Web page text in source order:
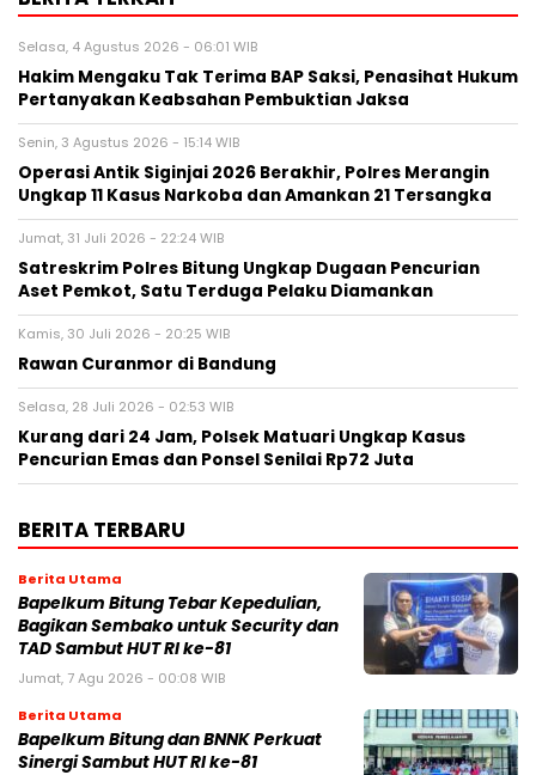
Selasa, 4 Agustus 2026 - 06:01 WIB
Hakim Mengaku Tak Terima BAP Saksi, Penasihat Hukum
Pertanyakan Keabsahan Pembuktian Jaksa
Senin, 3 Agustus 2026 - 15:14 WIB
Operasi Antik Siginjai 2026 Berakhir, Polres Merangin
Ungkap 11 Kasus Narkoba dan Amankan 21 Tersangka
Jumat, 31 Juli 2026 - 22:24 WIB
Satreskrim Polres Bitung Ungkap Dugaan Pencurian
Aset Pemkot, Satu Terduga Pelaku Diamankan
Kamis, 30 Juli 2026 - 20:25 WIB
Rawan Curanmor di Bandung
Selasa, 28 Juli 2026 - 02:53 WIB
Kurang dari 24 Jam, Polsek Matuari Ungkap Kasus
Pencurian Emas dan Ponsel Senilai Rp72 Juta
BERITA TERBARU
Berita Utama
Bapelkum Bitung Tebar Kepedulian,
Bagikan Sembako untuk Security dan
TAD Sambut HUT RI ke-81
Jumat, 7 Agu 2026 - 00:08 WIB
Berita Utama
Bapelkum Bitung dan BNNK Perkuat
Sinergi Sambut HUT RI ke-81